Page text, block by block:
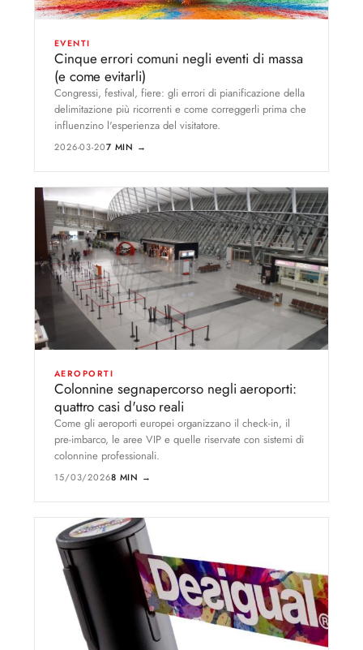
EVENTI
Cinque errori comuni negli eventi di massa
(e come evitarli)
Congressi, festival, fiere: gli errori di pianificazione della
delimitazione più ricorrenti e come correggerli prima che
influenzino l'esperienza del visitatore.
2026-03-207 MIN →
AEROPORTI
Colonnine segnapercorso negli aeroporti:
quattro casi d'uso reali
Come gli aeroporti europei organizzano il check-in, il
pre-imbarco, le aree VIP e quelle riservate con sistemi di
colonnine professionali.
15/03/20268 MIN →